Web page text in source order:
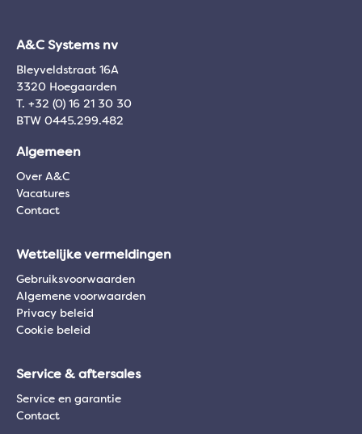
A&C Systems nv
Bleyveldstraat 16A
3320 Hoegaarden
T. +32 (0) 16 21 30 30
BTW 0445.299.482
Algemeen
Over A&C
Vacatures
Contact
Wettelijke vermeldingen
Gebruiksvoorwaarden
Algemene voorwaarden
Privacy beleid
Cookie beleid
Service & aftersales
Service en garantie
Contact